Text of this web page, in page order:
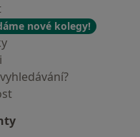
nové kolegy!